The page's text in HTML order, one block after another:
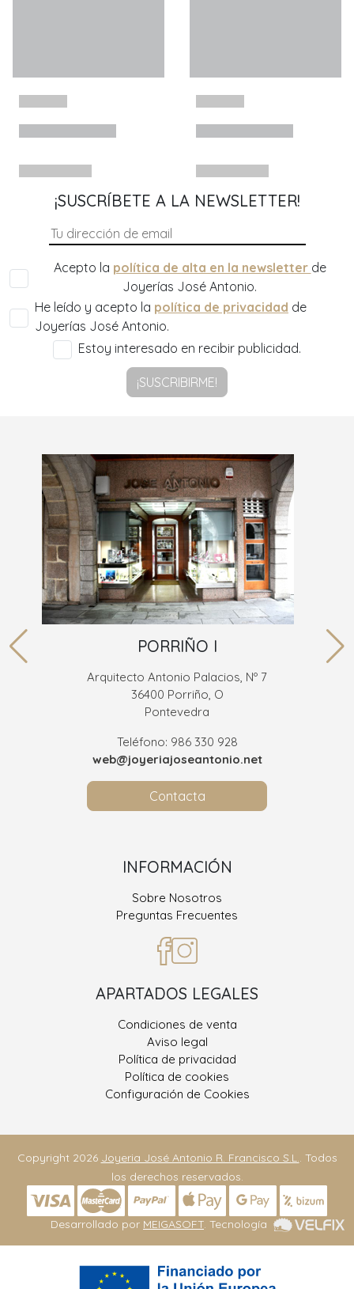
¡SUSCRÍBETE A LA NEWSLETTER!
Acepto la política de alta en la newsletter de
Joyerías José Antonio.
He leído y acepto la política de privacidad de
Joyerías José Antonio.
Estoy interesado en recibir publicidad.
¡SUSCRIBIRME!
PORRIÑO I
Arquitecto Antonio Palacios, Nº 7
36400 Porriño, O
Pontevedra
Teléfono: 986 330 928
web@joyeriajoseantonio.net
Contacta
INFORMACIÓN
Sobre Nosotros
Preguntas Frecuentes
APARTADOS LEGALES
Condiciones de venta
Aviso legal
Política de privacidad
Política de cookies
Configuración de Cookies
Copyright 2026 Joyeria José Antonio R. Francisco S.L.. Todos
los derechos reservados.
Desarrollado por MEIGASOFT . Tecnología